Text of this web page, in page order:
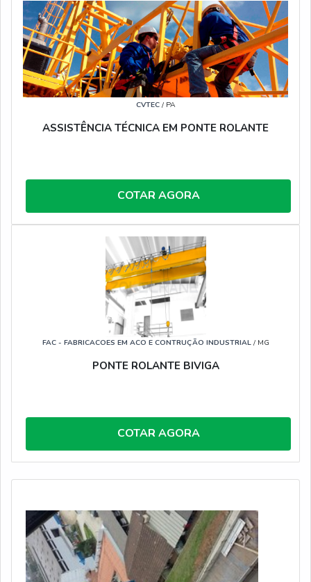
CVTEC/ PA
ASSISTÊNCIA TÉCNICA EM PONTE ROLANTE
COTAR AGORA
FAC - FABRICACOES EM ACO E CONTRUÇÃO INDUSTRIAL/ MG
PONTE ROLANTE BIVIGA
COTAR AGORA